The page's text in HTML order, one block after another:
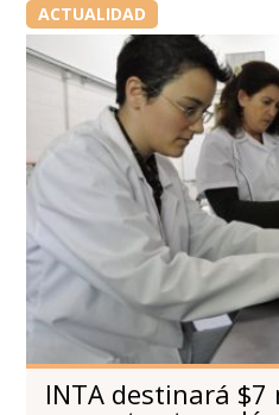
ACTUALIDAD
INTA destinará $7